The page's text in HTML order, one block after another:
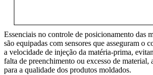
Essenciais no controle de posicionamento das
são equipadas com sensores que asseguram o
a velocidade de injeção da matéria-prima,
falta de preenchimento ou excesso de material,
para a qualidade dos produtos moldados.